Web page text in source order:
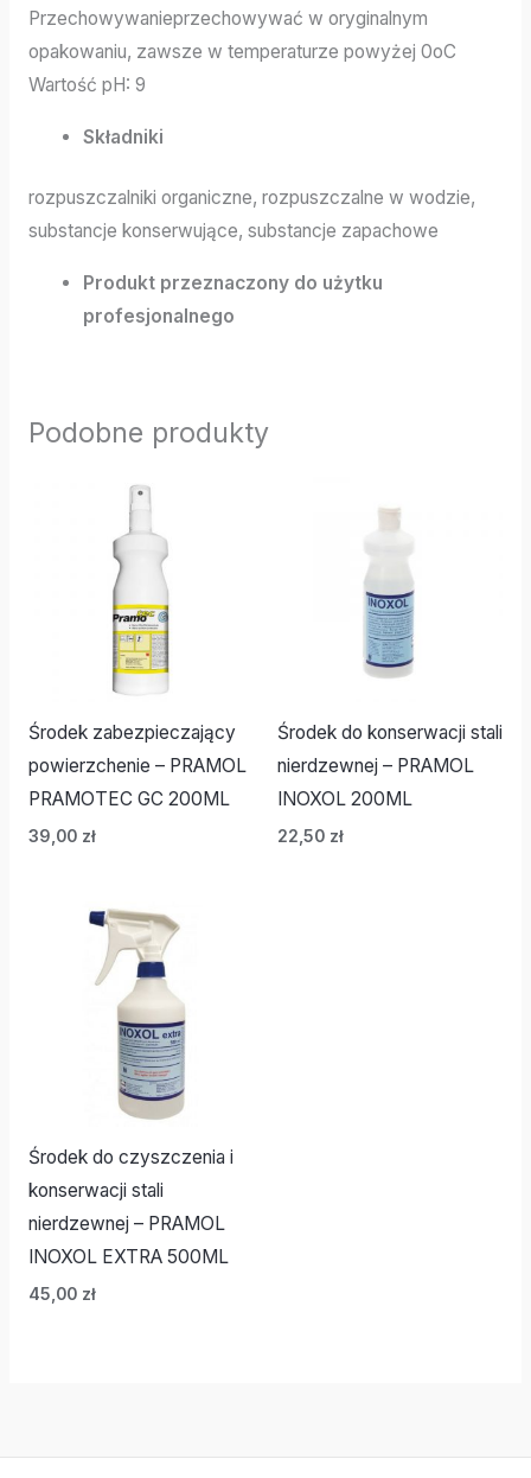
Przechowywanieprzechowywać w oryginalnym
opakowaniu, zawsze w temperaturze powyżej 0oC
Wartość pH: 9
Składniki
rozpuszczalniki organiczne, rozpuszczalne w wodzie,
substancje konserwujące, substancje zapachowe
Produkt przeznaczony do użytku
profesjonalnego
Podobne produkty
Środek zabezpieczający
powierzchenie – PRAMOL
PRAMOTEC GC 200ML
39,00 zł
Środek do konserwacji stali
nierdzewnej – PRAMOL
INOXOL 200ML
22,50 zł
Środek do czyszczenia i
konserwacji stali
nierdzewnej – PRAMOL
INOXOL EXTRA 500ML
45,00 zł